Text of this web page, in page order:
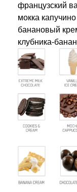
французский
мокка
банановый
клубника-